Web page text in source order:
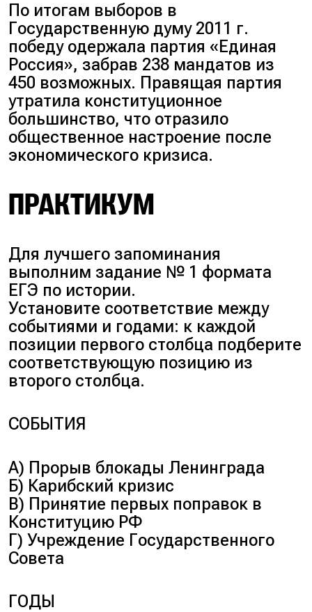
По итогам выборов в
Государственную думу 2011 г.
победу одержала партия «Единая
Россия», забрав 238 мандатов из
450 возможных. Правящая партия
утратила конституционное
большинство, что отразило
общественное настроение после
экономического кризиса.
ПРАКТИКУМ
Для лучшего запоминания
выполним задание № 1 формата
ЕГЭ по истории.
Установите соответствие между
событиями и годами: к каждой
позиции первого столбца подберите
соответствующую позицию из
второго столбца.
СОБЫТИЯ
А) Прорыв блокады Ленинграда
Б) Карибский кризис
В) Принятие первых поправок в
Конституцию РФ
Г) Учреждение Государственного
Совета
ГОДЫ